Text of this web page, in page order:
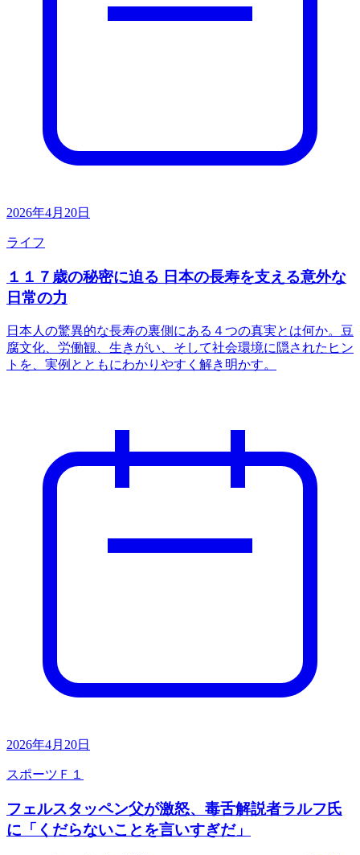
2026年4月20日
ライフ
１１７歳の秘密に迫る 日本の長寿を支える意外な
日常の力
日本人の驚異的な長寿の裏側にある４つの真実とは何か。豆
腐文化、労働観、生きがい、そして社会環境に隠されたヒン
トを、実例とともにわかりやすく解き明かす。
2026年4月20日
スポーツ Ｆ１
フェルスタッペン父が激怒、毒舌解説者ラルフ氏
に「くだらないことを言いすぎだ」